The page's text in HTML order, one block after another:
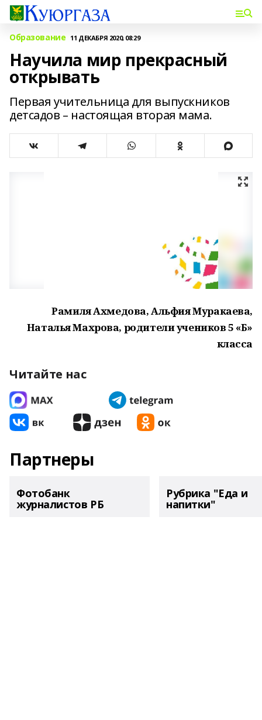
Образование 11 ДЕКАБРЯ 2020, 08:29
Научила мир прекрасный
открывать
Первая учительница для выпускников
детсадов – настоящая вторая мама.
Рамиля Ахмедова, Альфия Муракаева,
Наталья Махрова, родители учеников 5 «Б»
класса
Читайте нас
Партнеры
Фотобанк
журналистов РБ
Рубрика "Еда и
напитки"